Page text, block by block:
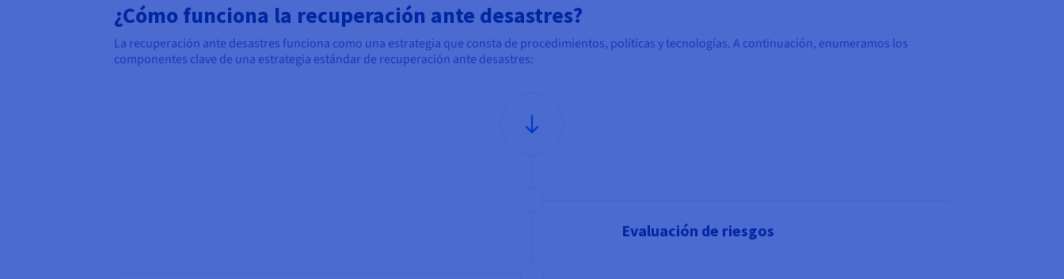
¿Cómo funciona la recuperación ante desastres?
La recuperación ante desastres funciona como una estrategia que consta de procedimientos, políticas y tecnologías. A continuación, enumeramos los
componentes clave de una estrategia estándar de recuperación ante desastres:
Evaluación de riesgos